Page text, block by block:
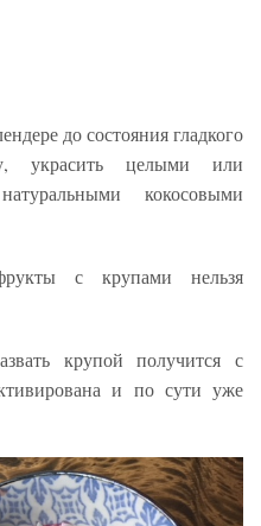
до состояния гладкого
украсить целыми или
кокосовыми
с крупами нельзя
крупой получится с
и по сути уже